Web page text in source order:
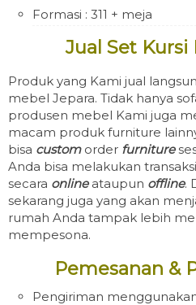
Formasi : 311 + meja
Jual Set
Produk yang Kami jual
mebel Jepara. Tidak hanya
produsen mebel Kami juga
macam produk furniture
bisa customorder furniture
Anda bisa melakukan transaksi
secara online ataupun offline.
sekarang juga yang akan
rumah Anda tampak lebih
mempesona.
Pemesanan &
Pengiriman